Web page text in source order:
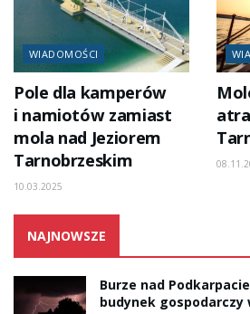
WIADOMOŚCI
Pole dla kamperów
i namiotów zamiast
mola nad Jeziorem
Tarnobrzeskim
10.03.2025
NAJNOWSZE
Burze nad
budynek gospodarczy